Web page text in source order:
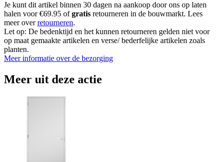
Je kunt dit artikel binnen 30 dagen na aankoop door ons op laten
halen voor €69.95 ofgratis retourneren in de bouwmarkt. Lees
meer overretourneren.
Let op: De bedenktijd en het kunnen retourneren gelden niet voor
op maat gemaakte artikelen en verse/ bederfelijke artikelen zoals
planten.
Meer informatie over de bezorging
Meer uit deze actie